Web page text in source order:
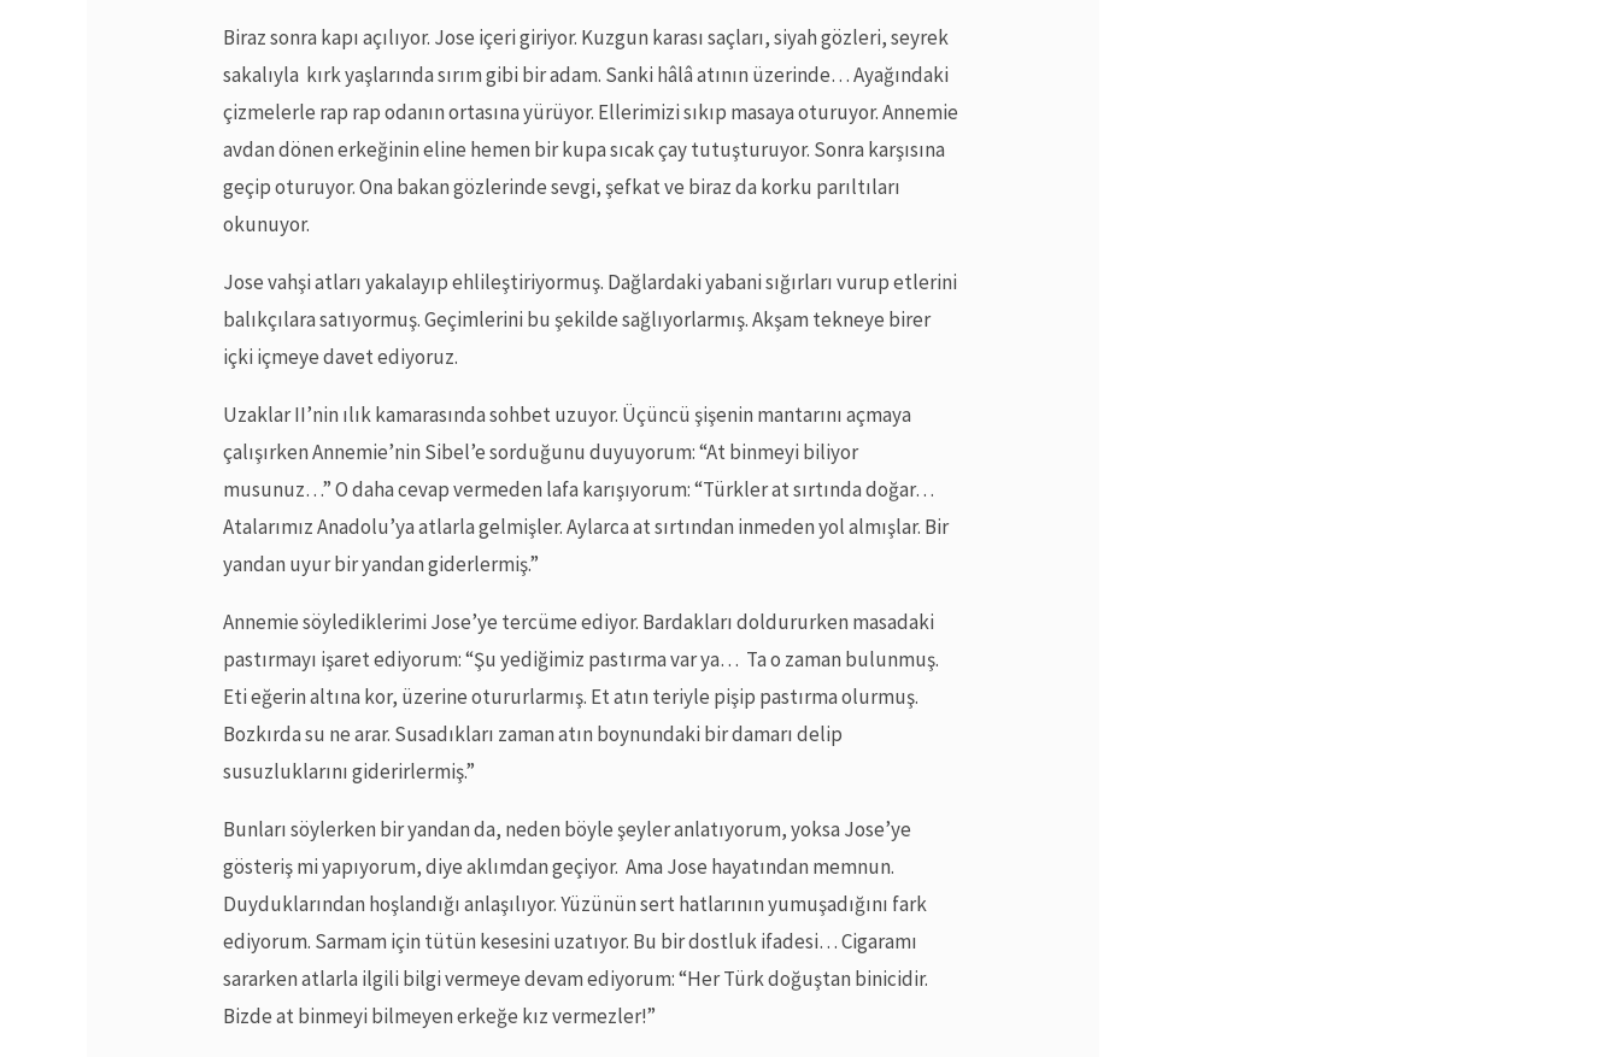
Biraz sonra kapı açılıyor. Jose içeri giriyor. Kuzgun karası saçları, siyah gözleri, seyrek
sakalıyla kırk yaşlarında sırım gibi bir adam. Sanki hâlâ atının üzerinde… Ayağındaki
çizmelerle rap rap odanın ortasına yürüyor. Ellerimizi sıkıp masaya oturuyor. Annemie
avdan dönen erkeğinin eline hemen bir kupa sıcak çay tutuşturuyor. Sonra karşısına
geçip oturuyor. Ona bakan gözlerinde sevgi, şefkat ve biraz da korku parıltıları
okunuyor.
Jose vahşi atları yakalayıp ehlileştiriyormuş. Dağlardaki yabani sığırları vurup etlerini
balıkçılara satıyormuş. Geçimlerini bu şekilde sağlıyorlarmış. Akşam tekneye birer
içki içmeye davet ediyoruz.
Uzaklar II’nin ılık kamarasında sohbet uzuyor. Üçüncü şişenin mantarını açmaya
çalışırken Annemie’nin Sibel’e sorduğunu duyuyorum: “At binmeyi biliyor
musunuz…” O daha cevap vermeden lafa karışıyorum: “Türkler at sırtında doğar…
Atalarımız Anadolu’ya atlarla gelmişler. Aylarca at sırtından inmeden yol almışlar. Bir
yandan uyur bir yandan giderlermiş.”
Annemie söylediklerimi Jose’ye tercüme ediyor. Bardakları doldururken masadaki
pastırmayı işaret ediyorum: “Şu yediğimiz pastırma var ya… Ta o zaman bulunmuş.
Eti eğerin altına kor, üzerine otururlarmış. Et atın teriyle pişip pastırma olurmuş.
Bozkırda su ne arar. Susadıkları zaman atın boynundaki bir damarı delip
susuzluklarını giderirlermiş.”
Bunları söylerken bir yandan da, neden böyle şeyler anlatıyorum, yoksa Jose’ye
gösteriş mi yapıyorum, diye aklımdan geçiyor. Ama Jose hayatından memnun.
Duyduklarından hoşlandığı anlaşılıyor. Yüzünün sert hatlarının yumuşadığını fark
ediyorum. Sarmam için tütün kesesini uzatıyor. Bu bir dostluk ifadesi… Cigaramı
sararken atlarla ilgili bilgi vermeye devam ediyorum: “Her Türk doğuştan binicidir.
Bizde at binmeyi bilmeyen erkeğe kız vermezler!”